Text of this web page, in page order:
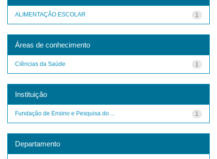
1
ALIMENTAÇÃO ESCOLAR
Áreas de conhecimento
1
Ciências da Saúde
Instituição
1
Fundação de Ensino e Pesquisa do ...
Departamento